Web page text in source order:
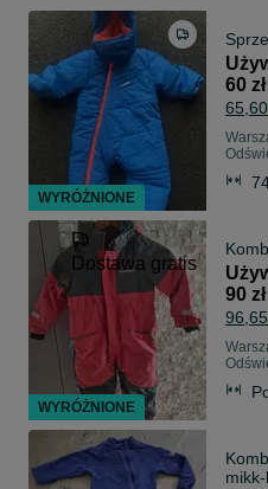
60 zł
Dostawa gratis
90 zł
WYRÓŻNIONE
WYRÓŻNIONE